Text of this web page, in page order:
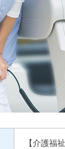
【介護福